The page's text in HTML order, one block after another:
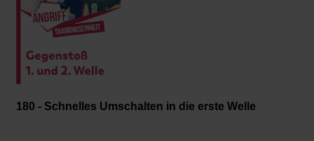
180 - Schnelles Umschalten in die erste Welle